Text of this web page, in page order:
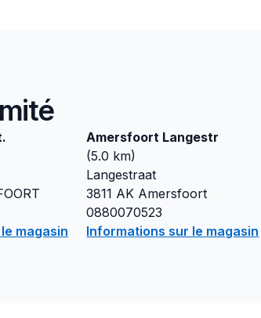
magasin
Amersfoort Langestr
(5.0 km)
Langestraat
3811 AK Amersfoort
0880070523
Informations sur le magasin